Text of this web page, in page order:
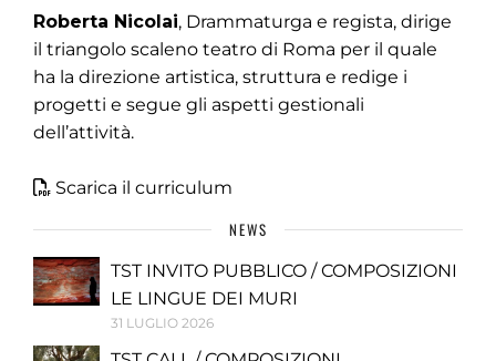
Roberta Nicolai, Drammaturga e regista, dirige
il triangolo scaleno teatro di Roma per il quale
ha la direzione artistica, struttura e redige i
progetti e segue gli aspetti gestionali
dell’attività.
Scarica il curriculum
NEWS
TST INVITO PUBBLICO / COMPOSIZIONI
LE LINGUE DEI MURI
31 LUGLIO 2026